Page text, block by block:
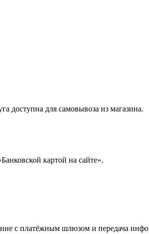
доступна для самовывоза из магазина.
картой на сайте».
с платёжным шлюзом и передача